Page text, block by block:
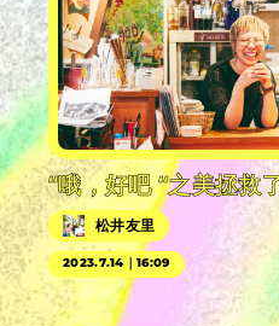
“哦，好吧 “之美拯救
松井友里
2023.7.14｜16:09